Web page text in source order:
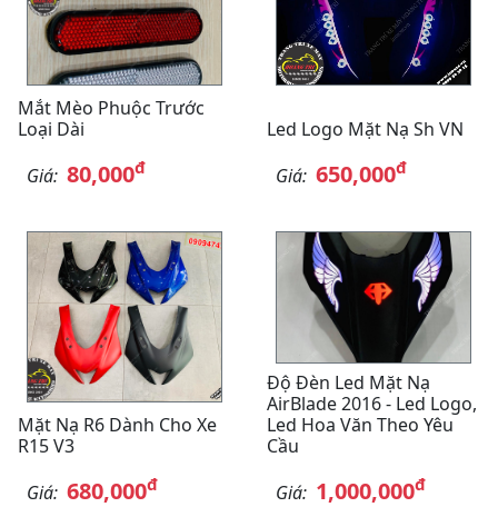
Mắt Mèo Phuộc Trước
Loại Dài
Giá: 80,000đ
Led Logo Mặt Nạ Sh VN
Giá: 650,000đ
Mặt Nạ R6 Dành Cho Xe
R15 V3
Giá: 680,000đ
Độ Đèn Led Mặt Nạ
AirBlade 2016 - Led Logo,
Led Hoa Văn Theo Yêu
Cầu
Giá: 1,000,000đ